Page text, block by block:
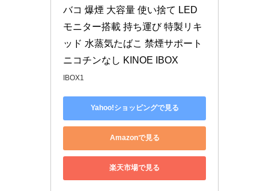
バコ 爆煙 大容量 使い捨て LED
モニター搭載 持ち運び 特製リキ
ッド 水蒸気たばこ 禁煙サポート
ニコチンなし KINOE IBOX
IBOX1
Yahoo!ショッピングで見る
Amazonで見る
楽天市場で見る